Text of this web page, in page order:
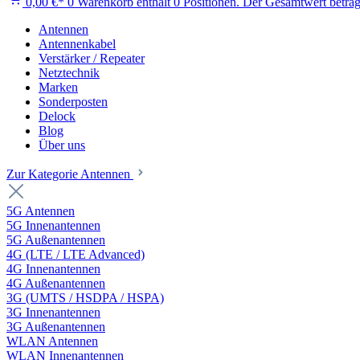
Antennen
Antennenkabel
Verstärker / Repeater
Netztechnik
Marken
Sonderposten
Delock
Blog
Über uns
Zur Kategorie Antennen
5G Antennen
5G Innenantennen
5G Außenantennen
4G (LTE / LTE Advanced)
4G Innenantennen
4G Außenantennen
3G (UMTS / HSDPA / HSPA)
3G Innenantennen
3G Außenantennen
WLAN Antennen
WLAN Innenantennen